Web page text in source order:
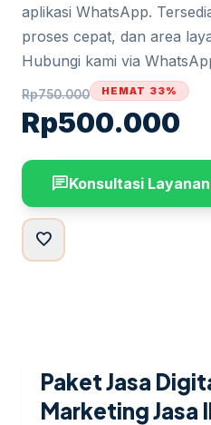
aplikasi WhatsApp.
proses cepat, dan area
Hubungi kami via
Rp750.000
Rp500.000
HEMAT 33%
chatKonsultasi Layanan
favorite
Paket Jasa
Marketing Jasa